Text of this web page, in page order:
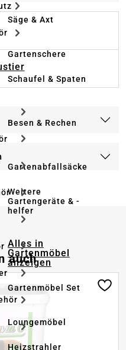
Säge & Axt
Gartenschere
Schaufel & Spaten
Besen & Rechen
Gartenabfallsäcke
Weitere
Gartengeräte & -
helfer
Alles in
Gartenmöbel
anzeigen
Gartenmöbel Set
Loungemöbel
Heizstrahler
auch